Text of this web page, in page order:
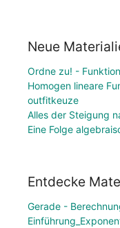
Neue
Ordne zu! -
Homogen lineare
outfitkeuze
Alles der Steigung
Eine Folge
Entdecke
Gerade -